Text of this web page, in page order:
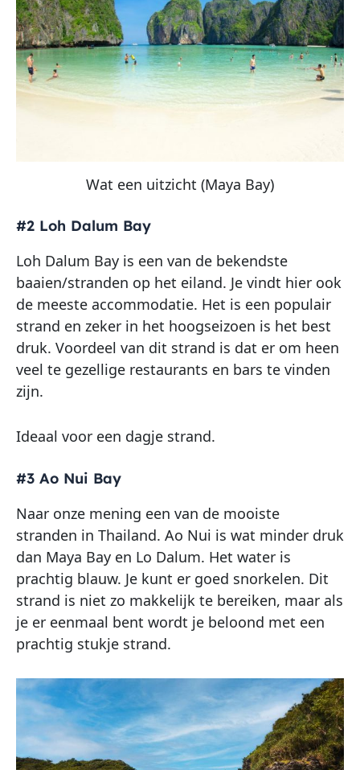
Wat een uitzicht (Maya Bay)
#2 Loh Dalum Bay
Loh Dalum Bay is een van de bekendste
baaien/stranden op het eiland. Je vindt hier ook
de meeste accommodatie. Het is een populair
strand en zeker in het hoogseizoen is het best
druk. Voordeel van dit strand is dat er om heen
veel te gezellige restaurants en bars te vinden
zijn.
Ideaal voor een dagje strand.
#3 Ao Nui Bay
Naar onze mening een van de mooiste
stranden in Thailand. Ao Nui is wat minder druk
dan Maya Bay en Lo Dalum. Het water is
prachtig blauw. Je kunt er goed snorkelen. Dit
strand is niet zo makkelijk te bereiken, maar als
je er eenmaal bent wordt je beloond met een
prachtig stukje strand.